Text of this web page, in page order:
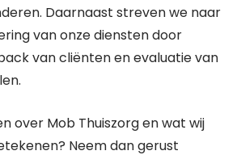
Daarnaast streven we naar
van onze diensten door
van cliënten en evaluatie van
over Mob Thuiszorg en wat wij
Neem dan gerust